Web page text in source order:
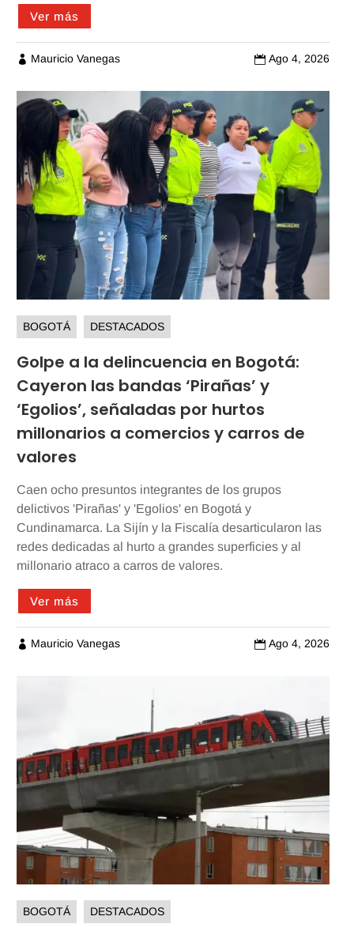
Ver más
 Mauricio Vanegas  Ago 4, 2026
BOGOTÁ DESTACADOS
Golpe a la delincuencia en Bogotá:
Cayeron las bandas ‘Pirañas’ y
‘Egolios’, señaladas por hurtos
millonarios a comercios y carros de
valores
Caen ocho presuntos integrantes de los grupos
delictivos 'Pirañas' y 'Egolios' en Bogotá y
Cundinamarca. La Sijín y la Fiscalía desarticularon las
redes dedicadas al hurto a grandes superficies y al
millonario atraco a carros de valores.
Ver más
 Mauricio Vanegas  Ago 4, 2026
BOGOTÁ DESTACADOS